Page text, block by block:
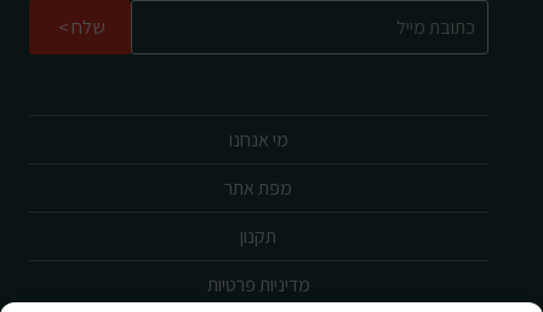
מי אנחנו
מפת אתר
תקנון
מדיניות פרטיות
שלח